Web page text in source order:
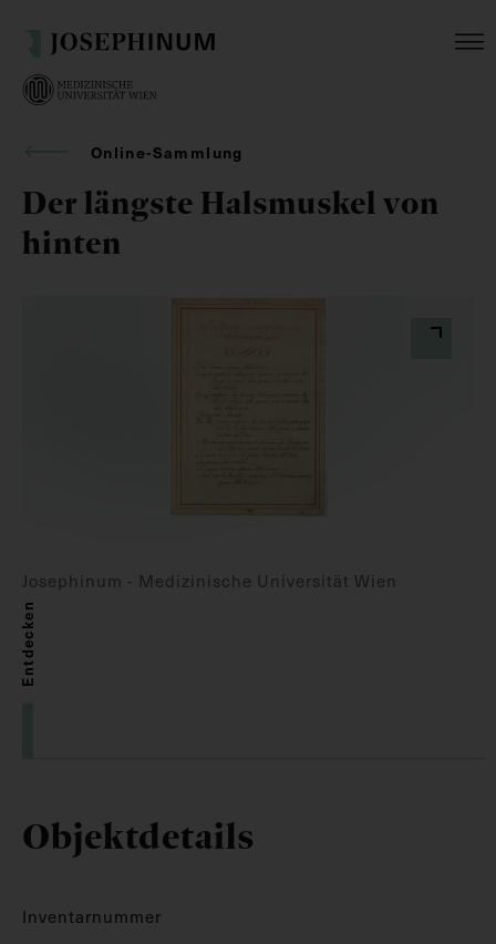
Online-Sammlung
Der längste Halsmuskel von
hinten
Josephinum - Medizinische Universität Wien
Entdecken
Objektdetails
Inventarnummer